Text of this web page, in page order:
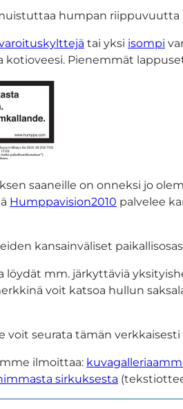
humpan
tai yksi isompi
Pienemmät
saaneille on onneksi jo
Humppavision2010 palvelee
kansainväliset
löydät mm. järkyttäviä
voit katsoa hullun
voit seurata tämän
ilmoittaa:
sirkuksesta